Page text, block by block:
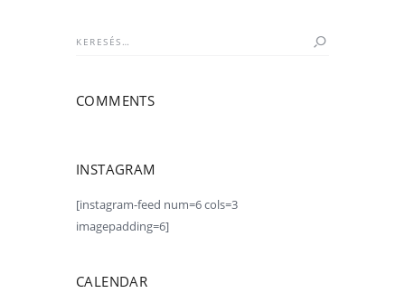
Keresés:
COMMENTS
INSTAGRAM
[instagram-feed num=6 cols=3
imagepadding=6]
CALENDAR